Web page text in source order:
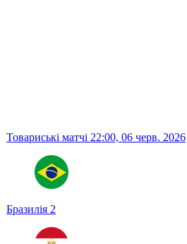
Товариські матчі 22:00, 06 черв. 2026
Бразилія 2